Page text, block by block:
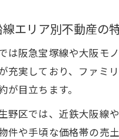
線エリア別不動産の
は阪急宝塚線や大阪モ
充実しており、ファミ
が目立ちます。
野区では、近鉄大阪線
件や手頃な価格帯の売